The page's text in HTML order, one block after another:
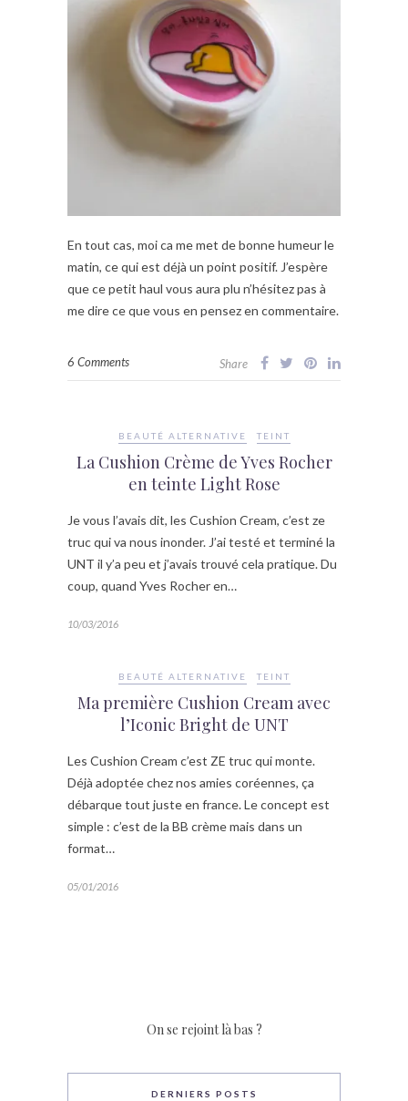
En tout cas, moi ca me met de bonne humeur le
matin, ce qui est déjà un point positif. J’espère
que ce petit haul vous aura plu n’hésitez pas à
me dire ce que vous en pensez en commentaire.
6 Comments Share
BEAUTÉ ALTERNATIVE TEINT
La Cushion Crème de Yves Rocher
en teinte Light Rose
Je vous l’avais dit, les Cushion Cream, c’est ze
truc qui va nous inonder. J’ai testé et terminé la
UNT il y’a peu et j’avais trouvé cela pratique. Du
coup, quand Yves Rocher en…
10/03/2016
BEAUTÉ ALTERNATIVE TEINT
Ma première Cushion Cream avec
l’Iconic Bright de UNT
Les Cushion Cream c’est ZE truc qui monte.
Déjà adoptée chez nos amies coréennes, ça
débarque tout juste en france. Le concept est
simple : c’est de la BB crème mais dans un
format…
05/01/2016
On se rejoint là bas ?
DERNIERS POSTS